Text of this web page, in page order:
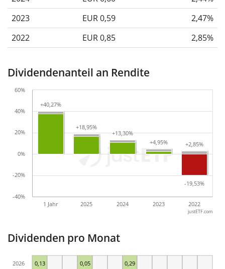
2023
EUR 0,59
2,47%
2022
EUR 0,85 2,85%
Dividendenanteil an Rendite
-19,53%
-19,53%
+40,27%
+40,27%
+18,95%
+18,95%
+13,30%
+13,30%
+4,95%
+4,95% +2,85%
+2,85%
1 Jahr 2025 2024 2023 2022
-40%
-20%
0%
20%
40%
60%
justETF.com
Dividenden pro Monat
0,13 0,05 0,29
2026